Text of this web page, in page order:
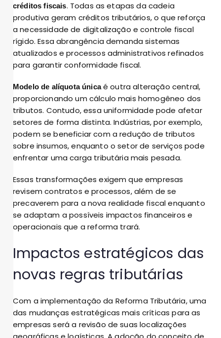
créditos fiscais. Todas as etapas da cadeia
produtiva geram créditos tributários, o que reforça
a necessidade de digitalização e controle fiscal
rígido. Essa abrangência demanda sistemas
atualizados e processos administrativos refinados
para garantir conformidade fiscal.
Modelo de alíquota únicaé outra alteração central,
proporcionando um cálculo mais homogêneo dos
tributos. Contudo, essa uniformidade pode afetar
setores de forma distinta. Indústrias, por exemplo,
podem se beneficiar com a redução de tributos
sobre insumos, enquanto o setor de serviços pode
enfrentar uma carga tributária mais pesada.
Essas transformações exigem que empresas
revisem contratos e processos, além de se
precaverem para a nova realidade fiscal enquanto
se adaptam a possíveis impactos financeiros e
operacionais que a reforma trará.
Impactos estratégicos das
novas regras tributárias
Com a implementação da Reforma Tributária, uma
das mudanças estratégicas mais críticas para as
empresas será a revisão de suas localizações